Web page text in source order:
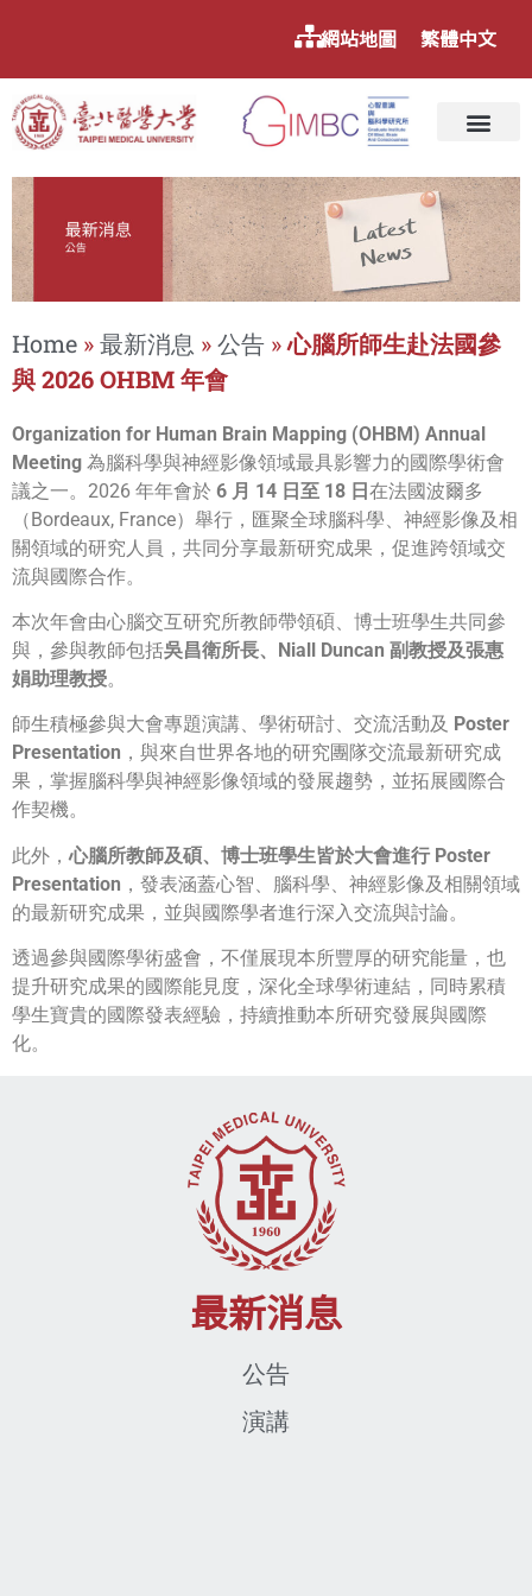
網站地圖 繁體中文
Home »最新消息 »公告 »心腦所師生赴法國參
與 2026 OHBM 年會
Organization for Human Brain Mapping (OHBM) Annual
Meeting 為腦科學與神經影像領域最具影響力的國際學術會
議之一。2026 年年會於 6 月 14 日至 18 日 在法國波爾多
（Bordeaux, France）舉行，匯聚全球腦科學、神經影像及相
關領域的研究人員，共同分享最新研究成果，促進跨領域交
流與國際合作。
本次年會由心腦交互研究所教師帶領碩、博士班學生共同參
與，參與教師包括吳昌衛所長、Niall Duncan 副教授及張惠
娟助理教授。
師生積極參與大會專題演講、學術研討、交流活動及 Poster
Presentation ，與來自世界各地的研究團隊交流最新研究成
果，掌握腦科學與神經影像領域的發展趨勢，並拓展國際合
作契機。
此外，心腦所教師及碩、博士班學生皆於大會進行 Poster
Presentation ，發表涵蓋心智、腦科學、神經影像及相關領域
的最新研究成果，並與國際學者進行深入交流與討論。
透過參與國際學術盛會，不僅展現本所豐厚的研究能量，也
提升研究成果的國際能見度，深化全球學術連結，同時累積
學生寶貴的國際發表經驗，持續推動本所研究發展與國際
化。
最新消息
公告
演講